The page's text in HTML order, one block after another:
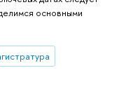
основными